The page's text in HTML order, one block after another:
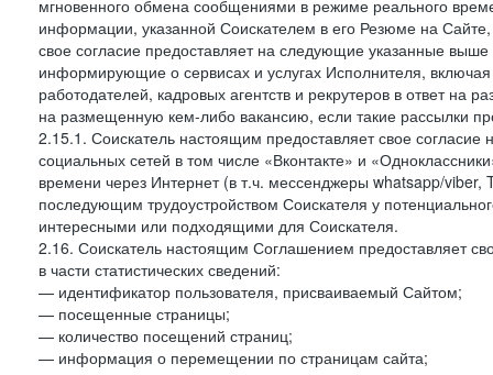
мгновенного обмена сообщениями в режиме реального
информации, указанной Соискателем в его Резюме на
свое согласие предоставляет на следующие указанные
информирующие о сервисах и услугах Исполнителя,
работодателей, кадровых агентств и рекрутеров в ответ
на размещенную кем-либо вакансию, если такие рассылки
2.15.1. Соискатель настоящим предоставляет свое
социальных сетей в том числе «Вконтакте» и
времени через Интернет (в т.ч. мессенджеры whatsapp/
последующим трудоустройством Соискателя у
интересными или подходящими для Соискателя.
2.16. Соискатель настоящим Соглашением предоставляет
в части статистических сведений:
— идентификатор пользователя, присваиваемый Сайтом;
— посещенные страницы;
— количество посещений страниц;
— информация о перемещении по страницам сайта;